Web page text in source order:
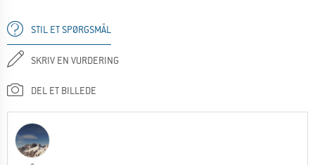
STIL ET SPØRGSMÅL
SKRIV EN VURDERING
DEL ET BILLEDE